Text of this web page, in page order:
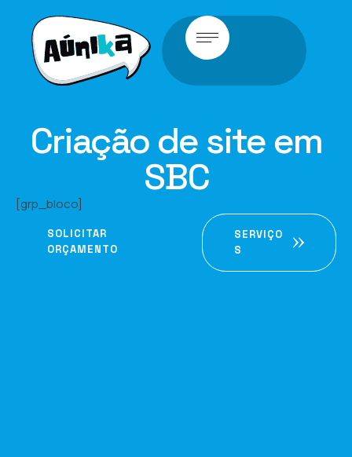
Criação de site em
SBC
[grp_bloco]
SOLICITAR
ORÇAMENTO
SERVIÇO
S